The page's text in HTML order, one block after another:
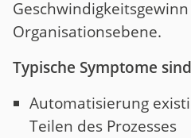
Organisationsebene.
Typische Symptome
Automatisierung
Teilen des Prozesses